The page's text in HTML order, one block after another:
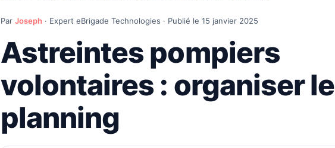
Par Joseph · Expert eBrigade Technologies · Publié le 15 janvier 2025
Astreintes pompiers
volontaires : organiser le
planning